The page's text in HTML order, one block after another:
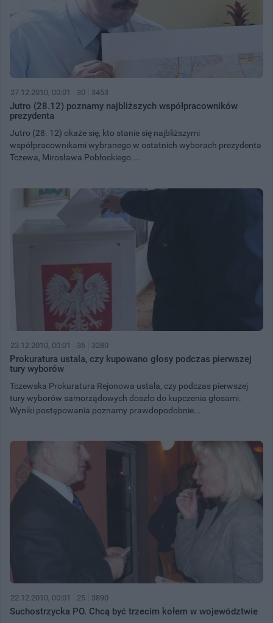
27.12.2010, 00:01 30 3453
Jutro (28.12) poznamy najbliższych współpracowników
prezydenta
Jutro (28. 12) okaże się, kto stanie się najbliższymi
współpracownikami wybranego w ostatnich wyborach prezydenta
Tczewa, Mirosława Pobłockiego....
23.12.2010, 00:01 36 3280
Prokuratura ustala, czy kupowano głosy podczas pierwszej
tury wyborów
Tczewska Prokuratura Rejonowa ustala, czy podczas pierwszej
tury wyborów samorządowych doszło do kupczenia głosami.
Wyniki postępowania poznamy prawdopodobnie...
22.12.2010, 00:01 25 3890
Suchostrzycka PO. Chcą być trzecim kołem w województwie